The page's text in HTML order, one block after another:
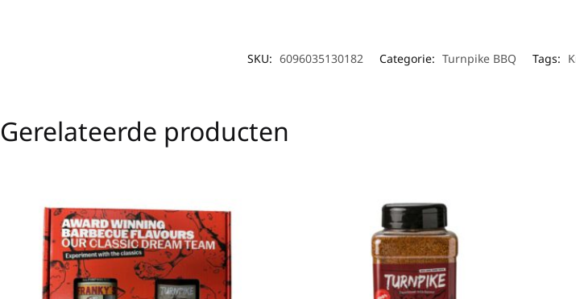
SKU: 6096035130182 Categorie: Turnpike BBQ Tags:
Gerelateerde producten